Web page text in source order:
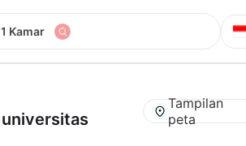
1 Kamar
universitas
Tampilan
peta